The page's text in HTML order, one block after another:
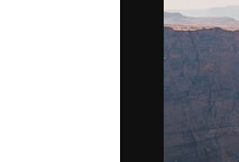
Шрифты